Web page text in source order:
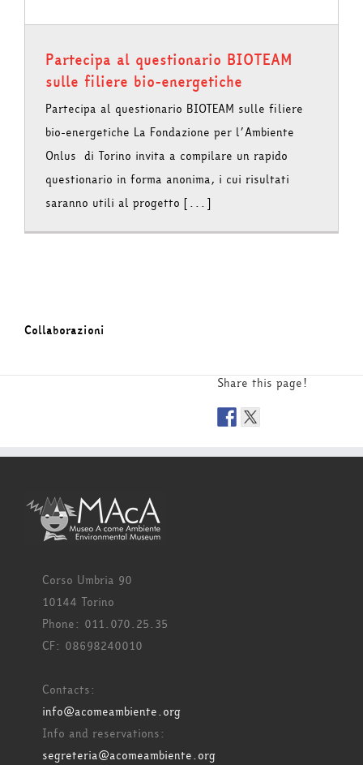
Partecipa al questionario BIOTEAM
sulle filiere bio-energetiche
Partecipa al questionario BIOTEAM sulle filiere
bio-energetiche La Fondazione per l’Ambiente
Onlus di Torino invita a compilare un rapido
questionario in forma anonima, i cui risultati
saranno utili al progetto [...]
Collaborazioni
Share this page!
Corso Umbria 90
10144 Torino
Phone: 011.070.25.35
CF: 08698240010
Contacts:
info@acomeambiente.org
Info and reservations:
segreteria@acomeambiente.org